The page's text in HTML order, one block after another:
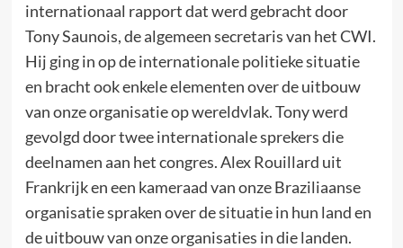
internationaal rapport dat werd gebracht door
Tony Saunois, de algemeen secretaris van het CWI.
Hij ging in op de internationale politieke situatie
en bracht ook enkele elementen over de uitbouw
van onze organisatie op wereldvlak. Tony werd
gevolgd door twee internationale sprekers die
deelnamen aan het congres. Alex Rouillard uit
Frankrijk en een kameraad van onze Braziliaanse
organisatie spraken over de situatie in hun land en
de uitbouw van onze organisaties in die landen.